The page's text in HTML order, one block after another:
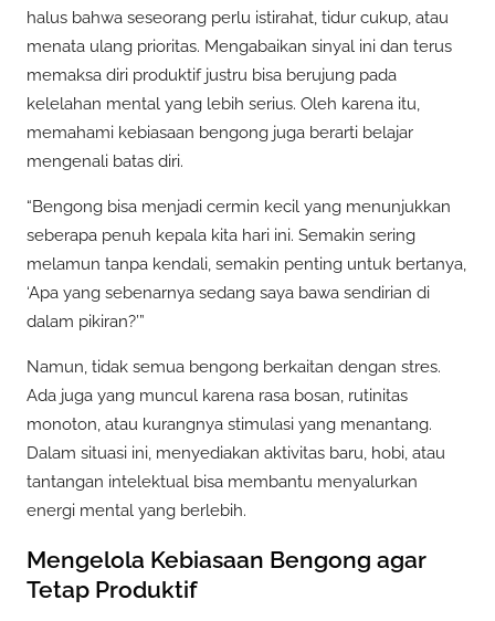
halus bahwa seseorang perlu istirahat, tidur cukup, atau
menata ulang prioritas. Mengabaikan sinyal ini dan terus
memaksa diri produktif justru bisa berujung pada
kelelahan mental yang lebih serius. Oleh karena itu,
memahami kebiasaan bengong juga berarti belajar
mengenali batas diri.
“Bengong bisa menjadi cermin kecil yang menunjukkan
seberapa penuh kepala kita hari ini. Semakin sering
melamun tanpa kendali, semakin penting untuk bertanya,
‘Apa yang sebenarnya sedang saya bawa sendirian di
dalam pikiran?’”
Namun, tidak semua bengong berkaitan dengan stres.
Ada juga yang muncul karena rasa bosan, rutinitas
monoton, atau kurangnya stimulasi yang menantang.
Dalam situasi ini, menyediakan aktivitas baru, hobi, atau
tantangan intelektual bisa membantu menyalurkan
energi mental yang berlebih.
Mengelola Kebiasaan Bengong agar
Tetap Produktif